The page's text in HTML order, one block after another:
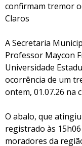
confirmam tremor
Claros
A Secretaria
Professor Maycon
Universidade
ocorrência de um
ontem, 01.07.26 na
O abalo, que
registrado às
moradores da